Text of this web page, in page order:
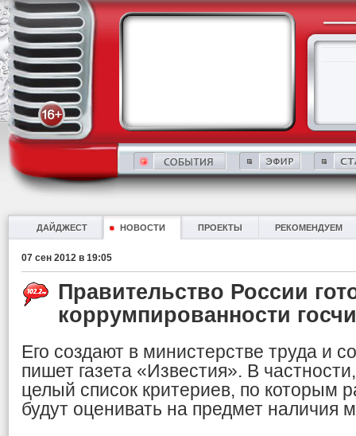
ДАЙДЖЕСТ НОВОСТИ ПРОЕКТЫ РЕКОМЕНДУЕМ
07 сен 2012 в 19:05
Правительство России
коррумпированности
Его создают в министерстве труда и
пишет газета «Известия». В
целый список критериев, по которым
будут оценивать на предмет наличия